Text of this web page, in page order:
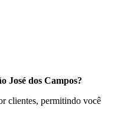
José dos Campos?
clientes, permitindo você